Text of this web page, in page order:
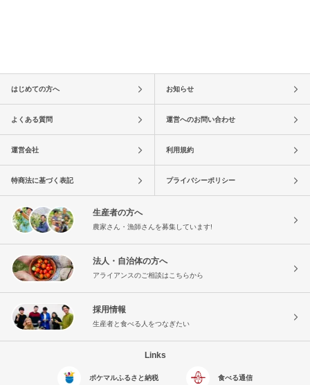
はじめての方へ お知らせ
よくある質問 運営へのお問い合わせ
運営会社 利用規約
特商法に基づく表記 プライバシーポリシー
生産者の方へ
農家さん・漁師さんを募集しています!
法人・自治体の方へ
アライアンスのご相談はこちらから
採用情報
生産者と食べる人をつなぎたい
Links
ポケマルふるさと納税 食べる通信